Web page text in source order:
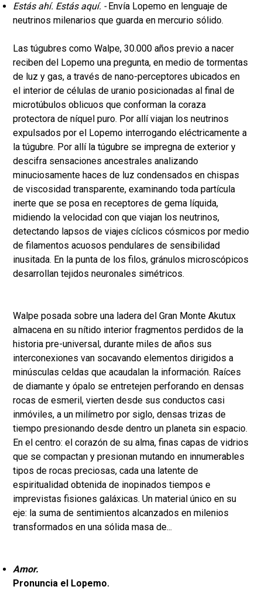
Estás ahí. Estás aquí. - Envía Lopemo en lenguaje de
neutrinos milenarios que guarda en mercurio sólido.
Las túgubres como Walpe, 30.000 años previo a nacer
reciben del Lopemo una pregunta, en medio de tormentas
de luz y gas, a través de nano-perceptores ubicados en
el interior de células de uranio posicionadas al final de
microtúbulos oblicuos que conforman la coraza
protectora de níquel puro. Por allí viajan los neutrinos
expulsados por el Lopemo interrogando eléctricamente a
la túgubre. Por allí la túgubre se impregna de exterior y
descifra sensaciones ancestrales analizando
minuciosamente haces de luz condensados en chispas
de viscosidad transparente, examinando toda partícula
inerte que se posa en receptores de gema líquida,
midiendo la velocidad con que viajan los neutrinos,
detectando lapsos de viajes cíclicos cósmicos por medio
de filamentos acuosos pendulares de sensibilidad
inusitada. En la punta de los filos, gránulos microscópicos
desarrollan tejidos neuronales simétricos.
Walpe posada sobre una ladera del Gran Monte Akutux
almacena en su nítido interior fragmentos perdidos de la
historia pre-universal, durante miles de años sus
interconexiones van socavando elementos dirigidos a
minúsculas celdas que acaudalan la información. Raíces
de diamante y ópalo se entretejen perforando en densas
rocas de esmeril, vierten desde sus conductos casi
inmóviles, a un milímetro por siglo, densas trizas de
tiempo presionando desde dentro un planeta sin espacio.
En el centro: el corazón de su alma, finas capas de vidrios
que se compactan y presionan mutando en innumerables
tipos de rocas preciosas, cada una latente de
espiritualidad obtenida de inopinados tiempos e
imprevistas fisiones galáxicas. Un material único en su
eje: la suma de sentimientos alcanzados en milenios
transformados en una sólida masa de...
Amor.
Pronuncia el Lopemo.